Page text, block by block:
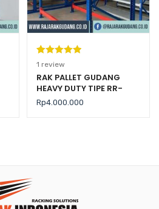
Peringkat
5.00dari 5
berdasarka
n
1
penilaian
1 review
RAK PALLET GUDANG
HEAVY DUTY TIPE RR-
2000 KAPASITAS 2 TON /
LEVEL
Rp4.000.000